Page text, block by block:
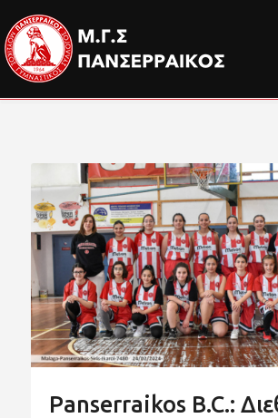
ΑΚΑΔΗΜΙΕΣ
ΦΙΛΑΘΛΟΙ
EUROPEAN PROGRAMS
ΚΟΙΝΩΝΙΚΗ ΕΥΘΥΝΗ
ΧΟΡΗΓΟΙ
FANZONE
Panserraikos B.C.: